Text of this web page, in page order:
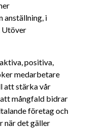
anställning, i
Utöver
positiva,
medarbetare
att stärka vår
mångfald bidrar
företag och
när det gäller